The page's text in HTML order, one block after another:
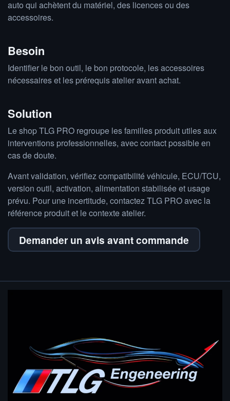
auto qui achètent du matériel, des licences ou des
accessoires.
Besoin
Identifier le bon outil, le bon protocole, les accessoires
nécessaires et les prérequis atelier avant achat.
Solution
Le shop TLG PRO regroupe les familles produit utiles aux
interventions professionnelles, avec contact possible en
cas de doute.
Avant validation, vérifiez compatibilité véhicule, ECU/TCU,
version outil, activation, alimentation stabilisée et usage
prévu. Pour une incertitude, contactez TLG PRO avec la
référence produit et le contexte atelier.
Demander un avis avant commande